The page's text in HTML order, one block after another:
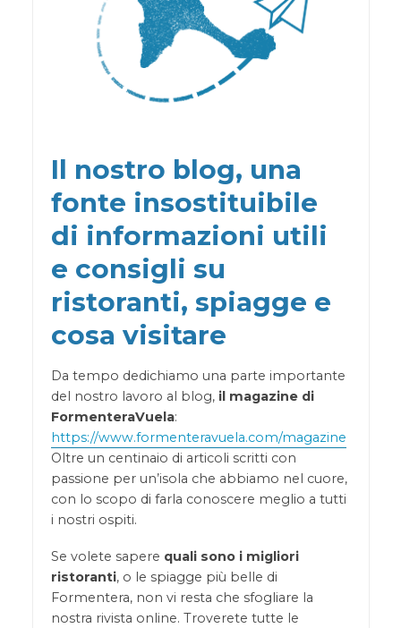
Il nostro blog, una
fonte insostituibile
di informazioni utili
e consigli su
ristoranti, spiagge e
cosa visitare
Da tempo dedichiamo una parte importante
del nostro lavoro al blog, il magazine di
FormenteraVuela:
https://www.formenteravuela.com/magazine
Oltre un centinaio di articoli scritti con
passione per un’isola che abbiamo nel cuore,
con lo scopo di farla conoscere meglio a tutti
i nostri ospiti.
Se volete sapere quali sono i migliori
ristoranti, o le spiagge più belle di
Formentera, non vi resta che sfogliare la
nostra rivista online. Troverete tutte le